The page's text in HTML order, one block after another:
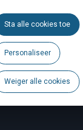
Sta alle cookies toe
Personaliseer
Weiger alle cookies
ONS CONTACTEREN
ons